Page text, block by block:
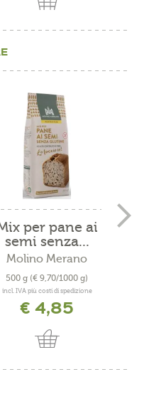
per pane ai
semi senza...
Molino Merano
500 g (€ 9,70/1000 g)
incl. IVA più costi di spedizione
€ 4,85